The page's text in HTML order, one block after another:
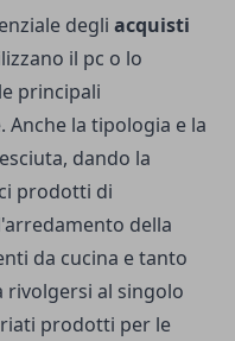
degli acquisti
il pc o lo
principali
la tipologia e la
dando la
prodotti di
della
da cucina e tanto
al singolo
prodotti per le